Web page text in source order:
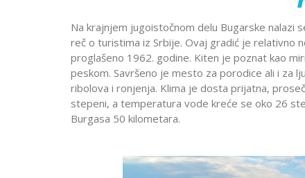
Krstarenje
guletom
Lošinj
Istra
Jadranska
Larnaka
Prag
Pariz
Portorož
Portugal Rim
Segedin
Sarajevo
Stokholm
Švajcarska
Na krajnjem jugoistočnom delu Bugarske nalazi
reč o turistima iz Srbije. Ovaj gradić je relativno
proglašeno 1962. godine. Kiten je poznat kao
peskom. Savršeno je mesto za porodice ali i za
ribolova i ronjenja. Klima je dosta prijatna,
stepeni, a temperatura vode kreće se oko 26
Burgasa 50 kilometara.